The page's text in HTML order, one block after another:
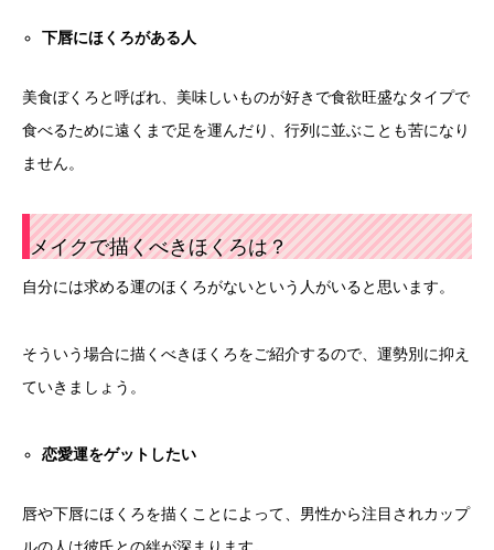
下唇にほくろがある人
美食ぼくろと呼ばれ、美味しいものが好きで食欲旺盛なタイプで
食べるために遠くまで足を運んだり、行列に並ぶことも苦になり
ません。
メイクで描くべきほくろは？
自分には求める運のほくろがないという人がいると思います。
そういう場合に描くべきほくろをご紹介するので、運勢別に抑え
ていきましょう。
恋愛運をゲットしたい
唇や下唇にほくろを描くことによって、男性から注目されカップ
ルの人は彼氏との絆が深まります。